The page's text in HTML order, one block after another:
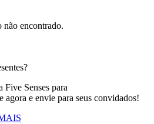
não encontrado.
Five Senses para
agora e envie para seus convidados!